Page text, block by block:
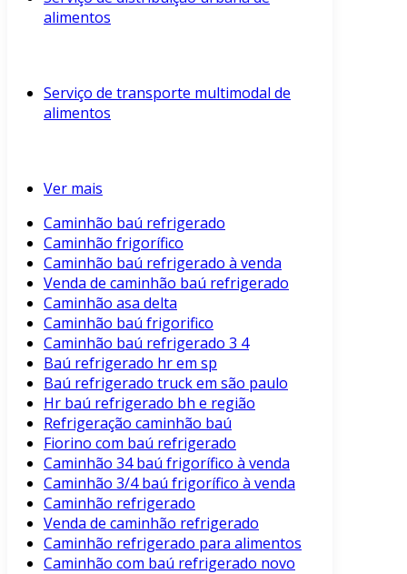
alimentos
Serviço de transporte multimodal de
alimentos
Ver mais
Caminhão baú refrigerado
Caminhão frigorífico
Caminhão baú refrigerado à venda
Venda de caminhão baú refrigerado
Caminhão asa delta
Caminhão baú frigorifico
Caminhão baú refrigerado 3 4
Baú refrigerado hr em sp
Baú refrigerado truck em são paulo
Hr baú refrigerado bh e região
Refrigeração caminhão baú
Fiorino com baú refrigerado
Caminhão 34 baú frigorífico à venda
Caminhão 3/4 baú frigorífico à venda
Caminhão refrigerado
Venda de caminhão refrigerado
Caminhão refrigerado para alimentos
Caminhão com baú refrigerado novo